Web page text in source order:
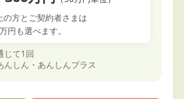
の方とご契約者さまは
円も選べます。
じて1回
しん・あんしんプラス